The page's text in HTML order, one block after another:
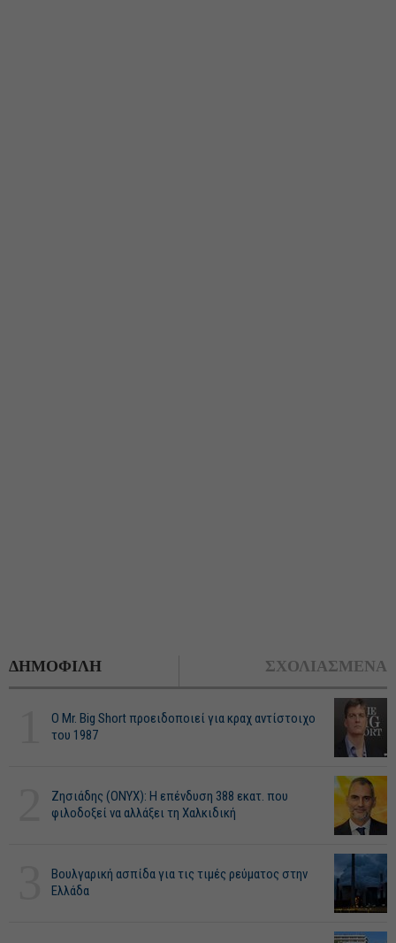
ΔΗΜΟΦΙΛΗ ΣΧΟΛΙΑΣΜΕΝΑ
O Mr. Big Short προειδοποιεί για κραχ αντίστοιχο
του 1987
Ζησιάδης (ONYX): Η επένδυση 388 εκατ. που
φιλοδοξεί να αλλάξει τη Χαλκιδική
Βουλγαρική ασπίδα για τις τιμές ρεύματος στην
Ελλάδα